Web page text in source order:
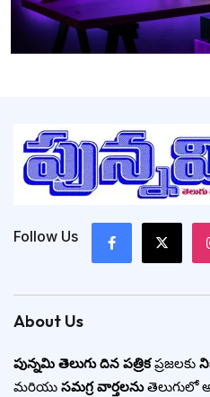
Follow Us
About Us
పున్నమి తెలుగు దిన పత్రికప్రజలకు
మరియు సమగ్ర వార్తలనుతెలుగులో